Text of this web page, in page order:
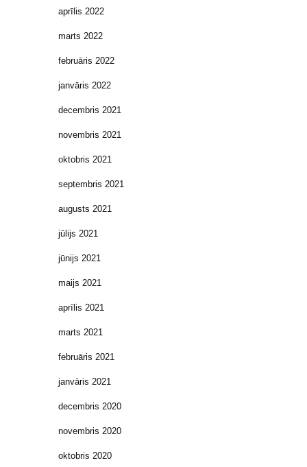
aprīlis 2022
marts 2022
februāris 2022
janvāris 2022
decembris 2021
novembris 2021
oktobris 2021
septembris 2021
augusts 2021
jūlijs 2021
jūnijs 2021
maijs 2021
aprīlis 2021
marts 2021
februāris 2021
janvāris 2021
decembris 2020
novembris 2020
oktobris 2020